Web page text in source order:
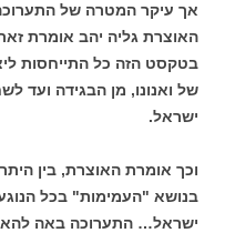
אך עיקר המטרה של
האוצרת גליה יהב אומרת
בטקסט הזה כל התייחסות
של ואנונו, מן הבגידה ועד
ישראל.
וכך אומרת האוצרת, בין
בנושא "העמימות" בכל
ישראל… התערוכה באה